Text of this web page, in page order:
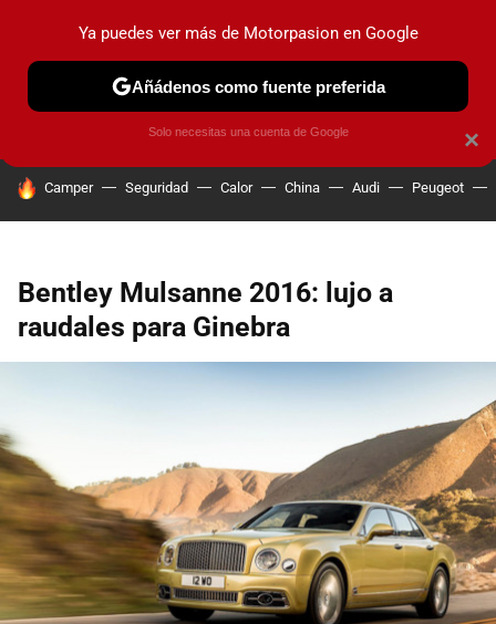
PRUEBAS COCHES ELÉCTRICOS OBSERVATORIO
HOY SE HABLA DE
Camper Seguridad Calor China Audi Peugeot
Bentley Mulsanne 2016: lujo a
raudales para Ginebra
×
Ya puedes ver más de Motorpasion en Google
Añádenos como fuente preferida
Solo necesitas una cuenta de Google